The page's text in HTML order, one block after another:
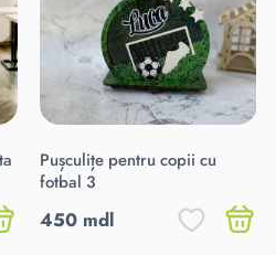
Pușculițe pentru copii cu
fotbal 3
450 mdl